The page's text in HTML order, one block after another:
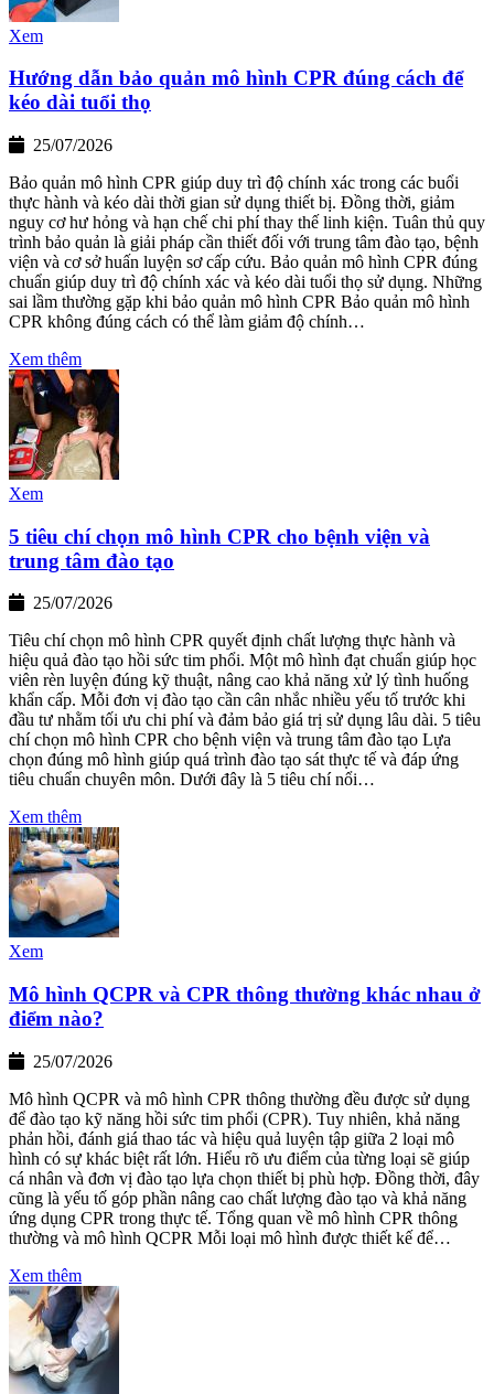
Xem
Hướng dẫn bảo quản mô hình CPR đúng cách để
kéo dài tuổi thọ
25/07/2026
Bảo quản mô hình CPR giúp duy trì độ chính xác trong các buổi
thực hành và kéo dài thời gian sử dụng thiết bị. Đồng thời, giảm
nguy cơ hư hỏng và hạn chế chi phí thay thế linh kiện. Tuân thủ quy
trình bảo quản là giải pháp cần thiết đối với trung tâm đào tạo, bệnh
viện và cơ sở huấn luyện sơ cấp cứu. Bảo quản mô hình CPR đúng
chuẩn giúp duy trì độ chính xác và kéo dài tuổi thọ sử dụng. Những
sai lầm thường gặp khi bảo quản mô hình CPR Bảo quản mô hình
CPR không đúng cách có thể làm giảm độ chính…
Xem thêm
Xem
5 tiêu chí chọn mô hình CPR cho bệnh viện và
trung tâm đào tạo
25/07/2026
Tiêu chí chọn mô hình CPR quyết định chất lượng thực hành và
hiệu quả đào tạo hồi sức tim phổi. Một mô hình đạt chuẩn giúp học
viên rèn luyện đúng kỹ thuật, nâng cao khả năng xử lý tình huống
khẩn cấp. Mỗi đơn vị đào tạo cần cân nhắc nhiều yếu tố trước khi
đầu tư nhằm tối ưu chi phí và đảm bảo giá trị sử dụng lâu dài. 5 tiêu
chí chọn mô hình CPR cho bệnh viện và trung tâm đào tạo Lựa
chọn đúng mô hình giúp quá trình đào tạo sát thực tế và đáp ứng
tiêu chuẩn chuyên môn. Dưới đây là 5 tiêu chí nổi…
Xem thêm
Xem
Mô hình QCPR và CPR thông thường khác nhau ở
điểm nào?
25/07/2026
Mô hình QCPR và mô hình CPR thông thường đều được sử dụng
để đào tạo kỹ năng hồi sức tim phổi (CPR). Tuy nhiên, khả năng
phản hồi, đánh giá thao tác và hiệu quả luyện tập giữa 2 loại mô
hình có sự khác biệt rất lớn. Hiểu rõ ưu điểm của từng loại sẽ giúp
cá nhân và đơn vị đào tạo lựa chọn thiết bị phù hợp. Đồng thời, đây
cũng là yếu tố góp phần nâng cao chất lượng đào tạo và khả năng
ứng dụng CPR trong thực tế. Tổng quan về mô hình CPR thông
thường và mô hình QCPR Mỗi loại mô hình được thiết kế để…
Xem thêm